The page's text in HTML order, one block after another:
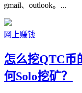
gmail、outlook。...
网上赚钱
怎么挖QTC币
何Solo挖矿？